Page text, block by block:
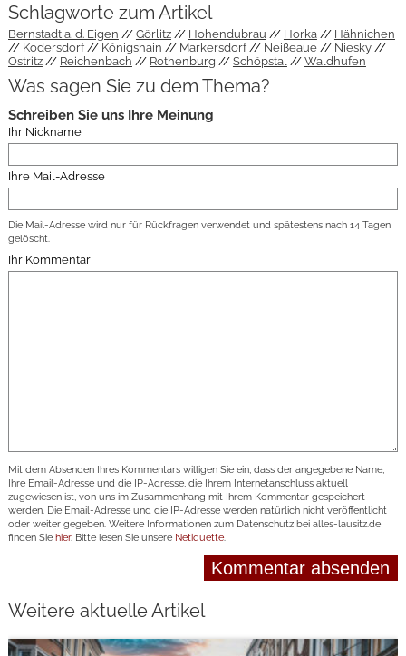
Schlagworte zum Artikel
Bernstadt a. d. Eigen Görlitz Hohendubrau Horka
Hähnichen
Kodersdorf
Königshain Markersdorf Neißeaue
Niesky
Ostritz
Reichenbach Rothenburg Schöpstal Waldhufen
Was sagen Sie zu dem Thema?
Schreiben Sie uns Ihre Meinung
Ihr Nickname
Ihre Mail-Adresse
Die Mail-Adresse wird nur für Rückfragen verwendet und spätestens nach 14 Tagen
gelöscht.
Ihr Kommentar
Mit dem Absenden Ihres Kommentars willigen Sie ein, dass der angegebene Name,
Ihre Email-Adresse und die IP-Adresse, die Ihrem Internetanschluss aktuell
zugewiesen ist, von uns im Zusammenhang mit Ihrem Kommentar gespeichert
werden. Die Email-Adresse und die IP-Adresse werden natürlich nicht veröffentlicht
oder weiter gegeben. Weitere Informationen zum Datenschutz bei alles-lausitz.de
finden Sie hier. Bitte lesen Sie unsere Netiquette.
Weitere aktuelle Artikel